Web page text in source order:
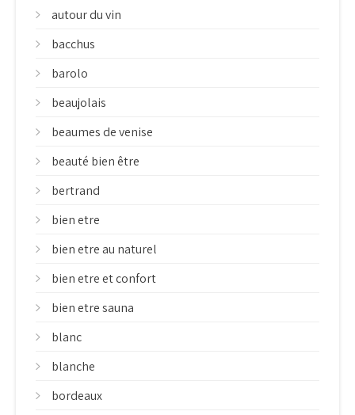
autour du vin
bacchus
barolo
beaujolais
beaumes de venise
beauté bien être
bertrand
bien etre
bien etre au naturel
bien etre et confort
bien etre sauna
blanc
blanche
bordeaux